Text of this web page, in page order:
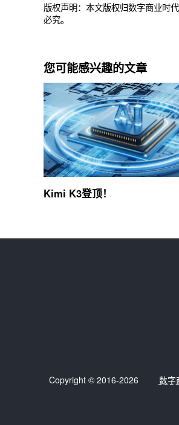
版权声明：本文版权归数字商业时
必究。
您可能感兴趣的文章
Kimi K3登顶！
Copyright © 2016-2026 数字